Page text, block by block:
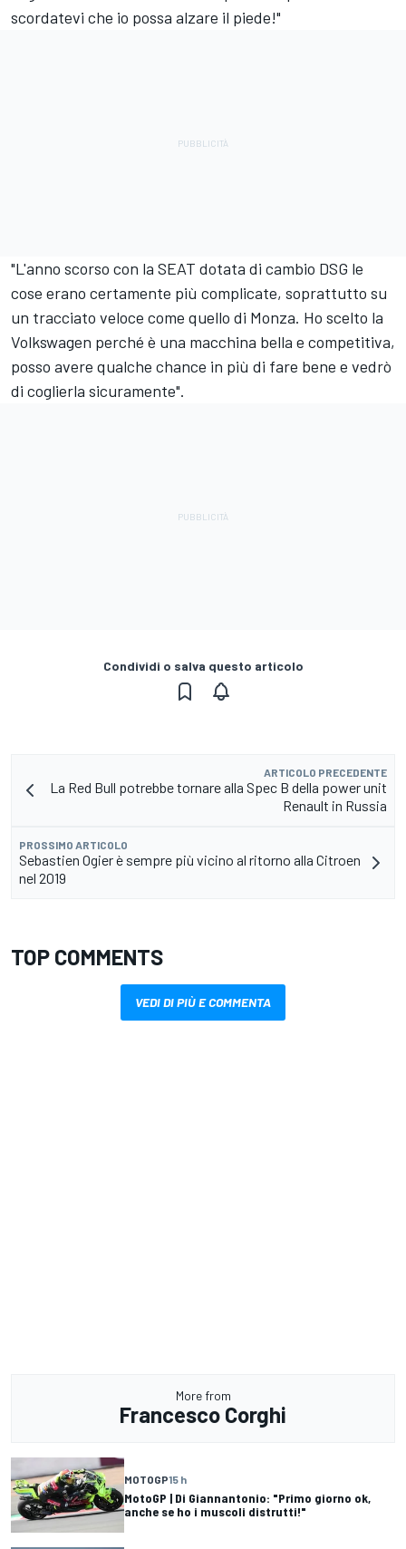
scordatevi che io possa alzare il piede!"
"L'anno scorso con la SEAT dotata di cambio DSG le
cose erano certamente più complicate, soprattutto su
un tracciato veloce come quello di Monza. Ho scelto la
Volkswagen perché è una macchina bella e competitiva,
posso avere qualche chance in più di fare bene e vedrò
di coglierla sicuramente".
Condividi o salva questo articolo
ARTICOLO PRECEDENTE
La Red Bull potrebbe tornare alla Spec B della power unit
Renault in Russia
PROSSIMO ARTICOLO
Sebastien Ogier è sempre più vicino al ritorno alla Citroen
nel 2019
TOP COMMENTS
VEDI DI PIÙ E COMMENTA
More from
Francesco Corghi
MOTOGP15 h
MotoGP | Di Giannantonio: "Primo giorno ok,
anche se ho i muscoli distrutti!"